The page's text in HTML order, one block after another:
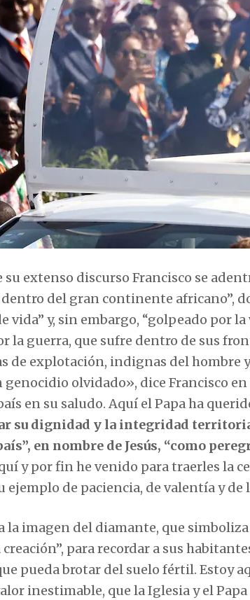
extenso discurso Francisco se
del gran continente africano”,
vida” y, sin embargo, “golpeado por
la guerra, que sufre dentro de sus
de explotación, indignas del hombre
olvidado», dice Francisco
en su saludo. Aquí el Papa ha
su dignidad y la integridad
en nombre de Jesús, “como
y por fin he venido para traerles la
ejemplo de paciencia, de valentía y de
la imagen del diamante, que
para recordar a sus
pueda brotar del suelo fértil. Estoy
inestimable, que la Iglesia y el